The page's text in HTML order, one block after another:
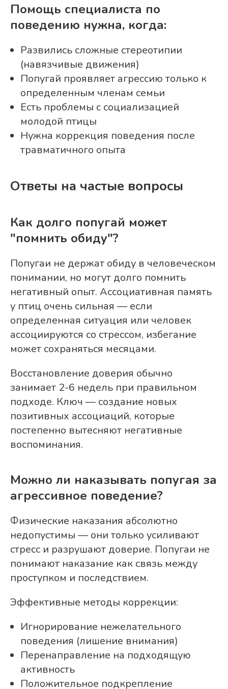
Помощь специалиста по
поведению нужна, когда:
Развились сложные стереотипии
(навязчивые движения)
Попугай проявляет агрессию только к
определенным членам семьи
Есть проблемы с социализацией
молодой птицы
Нужна коррекция поведения после
травматичного опыта
Ответы на частые вопросы
Как долго попугай может
"помнить обиду"?
Попугаи не держат обиду в человеческом
понимании, но могут долго помнить
негативный опыт. Ассоциативная память
у птиц очень сильная — если
определенная ситуация или человек
ассоциируются со стрессом, избегание
может сохраняться месяцами.
Восстановление доверия обычно
занимает 2-6 недель при правильном
подходе. Ключ — создание новых
позитивных ассоциаций, которые
постепенно вытесняют негативные
воспоминания.
Можно ли наказывать попугая за
агрессивное поведение?
Физические наказания абсолютно
недопустимы — они только усиливают
стресс и разрушают доверие. Попугаи не
понимают наказание как связь между
проступком и последствием.
Эффективные методы коррекции:
Игнорирование нежелательного
поведения (лишение внимания)
Перенаправление на подходящую
активность
Положительное подкрепление